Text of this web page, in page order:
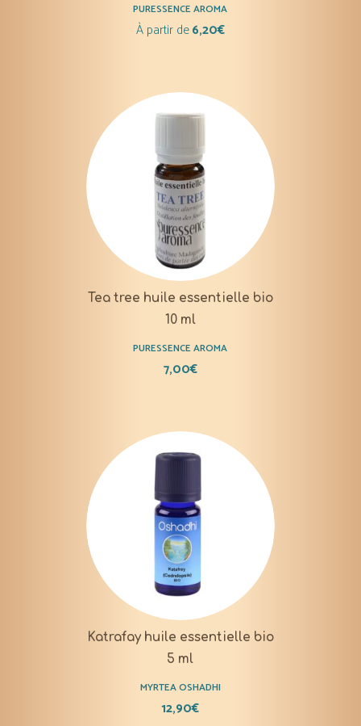
PURESSENCE AROMA
À partir de6,20€
Tea tree huile essentielle bio
10 ml
PURESSENCE AROMA
7,00€
Katrafay huile essentielle bio
5 ml
MYRTEA OSHADHI
12,90€